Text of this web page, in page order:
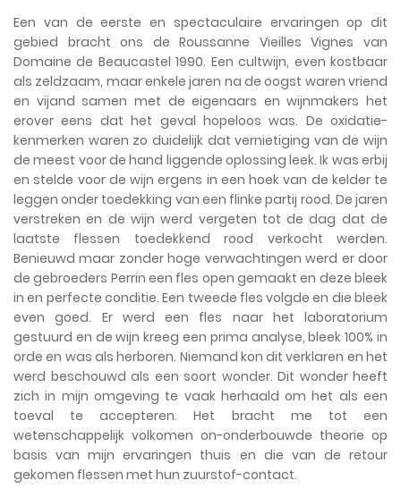
Een van de eerste en spectaculaire ervaringen op dit
gebied bracht ons de Roussanne Vieilles Vignes van
Domaine de Beaucastel 1990. Een cultwijn, even kostbaar
als zeldzaam, maar enkele jaren na de oogst waren vriend
en vijand samen met de eigenaars en wijnmakers het
erover eens dat het geval hopeloos was. De oxidatie-
kenmerken waren zo duidelijk dat vernietiging van de wijn
de meest voor de hand liggende oplossing leek. Ik was erbij
en stelde voor de wijn ergens in een hoek van de kelder te
leggen onder toedekking van een flinke partij rood. De jaren
verstreken en de wijn werd vergeten tot de dag dat de
laatste flessen toedekkend rood verkocht werden.
Benieuwd maar zonder hoge verwachtingen werd er door
de gebroeders Perrin een fles open gemaakt en deze bleek
in en perfecte conditie. Een tweede fles volgde en die bleek
even goed. Er werd een fles naar het laboratorium
gestuurd en de wijn kreeg een prima analyse, bleek 100% in
orde en was als herboren. Niemand kon dit verklaren en het
werd beschouwd als een soort wonder. Dit wonder heeft
zich in mijn omgeving te vaak herhaald om het als een
toeval te accepteren. Het bracht me tot een
wetenschappelijk volkomen on-onderbouwde theorie op
basis van mijn ervaringen thuis en die van de retour
gekomen flessen met hun zuurstof-contact.